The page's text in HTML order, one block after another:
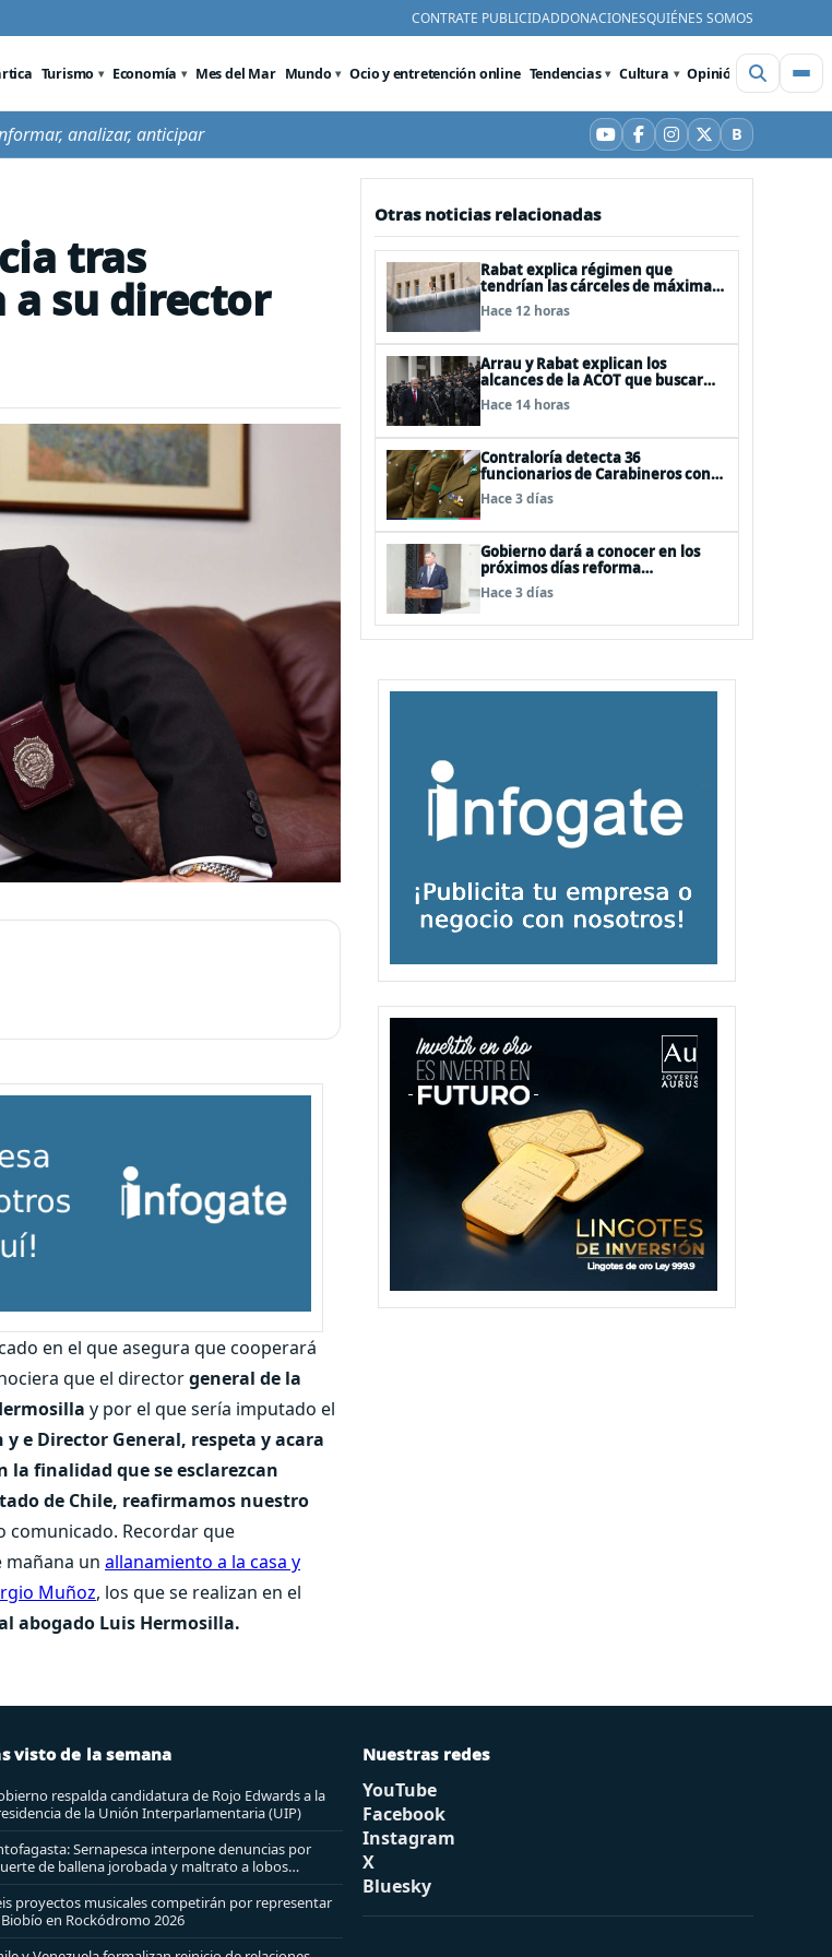
CONTRATE PUBLICIDADDONACIONESQUIÉNES SOMOS
Turismo Economía Mes del Mar Mundo Ocio y entretención online Tendencias Cultura Opinión Videos
analizar, anticipar YouTube
Facebook
Instagram
X BBluesky
tras
su director
en el que asegura que cooperará
que el directorgeneral de la
y por el que sería imputado el
e Director General, respeta y acara
la finalidad que se esclarezcan
de Chile, reafirmamos nuestro
comunicado. Recordar que
un allanamiento a la casa y
Muñoz, los que se realizan en el
abogado Luis Hermosilla.
Otras noticias relacionadas
Rabat explica régimen que
tendrían las cárceles de máxima
seguridad
Hace 12 horas
Arrau y Rabat explican los
alcances de la ACOT que buscar
reforzar la seguridad
Hace 14 horas
Contraloría detecta 36
funcionarios de Carabineros con
dos contratos para las mismas
funciones
Hace 3 días
Gobierno dará a conocer en los
próximos días reforma
constitucional enfocada a la
seguridad
Hace 3 días
visto de la semana
respalda candidatura de Rojo Edwards a la
de la Unión Interparlamentaria (UIP)
Sernapesca interpone denuncias por
de ballena jorobada y maltrato a lobos
proyectos musicales competirán por representar
en Rockódromo 2026
Nuestras redes
YouTube
Facebook
Instagram
X
Bluesky